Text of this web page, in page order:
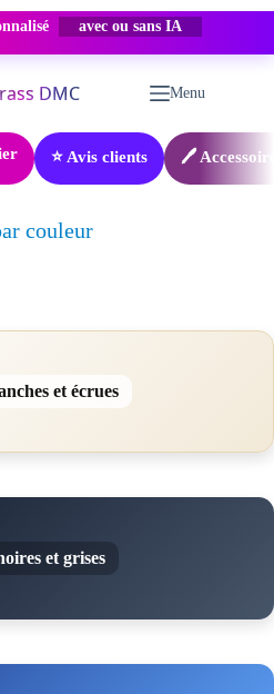
avec ou sans IA
Menu
⭐ Avis clients 🖊️
couleur
et écrues
et grises